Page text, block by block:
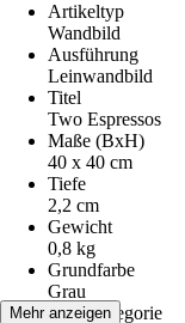
Artikeltyp
Wandbild
Ausführung
Leinwandbild
Titel
Two Espressos
Maße (BxH)
40 x 40 cm
Tiefe
2,2 cm
Gewicht
0,8 kg
Grundfarbe
Grau
Motivkategorie
Mehr anzeigen